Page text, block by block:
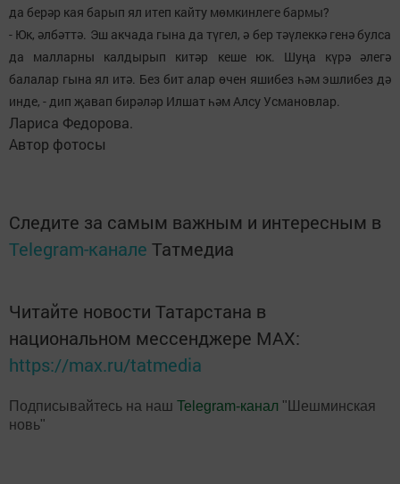
да берәр кая барып ял итеп кайту мөмкинлеге бармы?
- Юк, әлбәттә. Эш акчада гына да түгел, ә бер тәүлеккә генә булса
да малларны калдырып китәр кеше юк. Шуңа күрә әлегә
балалар гына ял итә. Без бит алар өчен яшибез һәм эшлибез дә
инде, - дип җавап бирәләр Илшат һәм Алсу Усмановлар.
Лариса Федорова.
Автор фотосы
Следите за самым важным и интересным в
Telegram-канале Татмедиа
Читайте новости Татарстана в
национальном мессенджере MАХ:
https://max.ru/tatmedia
Подписывайтесь на наш Telegram-канал "Шешминская
новь"